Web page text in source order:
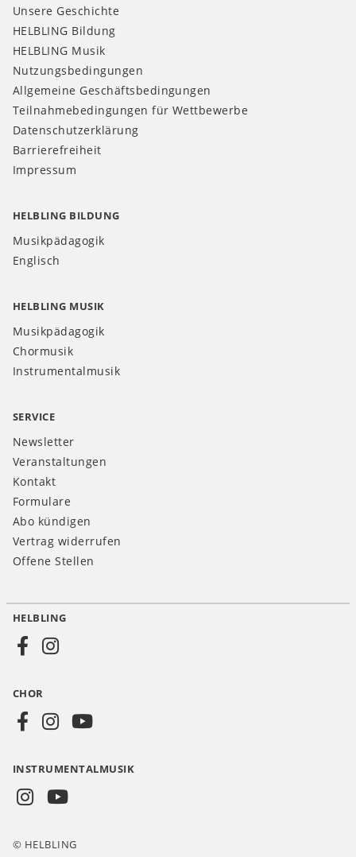
Unsere Geschichte
HELBLING Bildung
HELBLING Musik
Nutzungsbedingungen
Allgemeine Geschäftsbedingungen
Teilnahmebedingungen für Wettbewerbe
Datenschutzerklärung
Barrierefreiheit
Impressum
HELBLING BILDUNG
Musikpädagogik
Englisch
HELBLING MUSIK
Musikpädagogik
Chormusik
Instrumentalmusik
SERVICE
Newsletter
Veranstaltungen
Kontakt
Formulare
Abo kündigen
Vertrag widerrufen
Offene Stellen
Social
CH
HELBLING
CHOR
INSTRUMENTALMUSIK
© HELBLING